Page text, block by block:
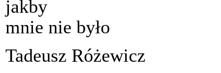
jakby
mnie nie było
Tadeusz Różewicz